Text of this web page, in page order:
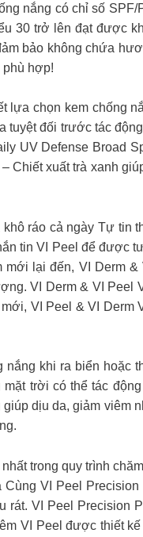
nắng có chỉ số SPF/
30 trở lên đạt được
bảo không chứa
phù hợp!
lựa chọn kem chống
tuyệt đối trước tác
UV Defense Broad
Chiết xuất trà xanh
ráo cả ngày Tự tin
tin VI Peel để được
lại đến, VI Derm &
VI Derm & VI Peel
VI Peel & VI Derm
khi ra biển hoặc
trời có thể tác
dịu da, giảm viêm
trong quy trình
VI Peel Precision
rát. VI Peel Precision
VI Peel được thiết kế